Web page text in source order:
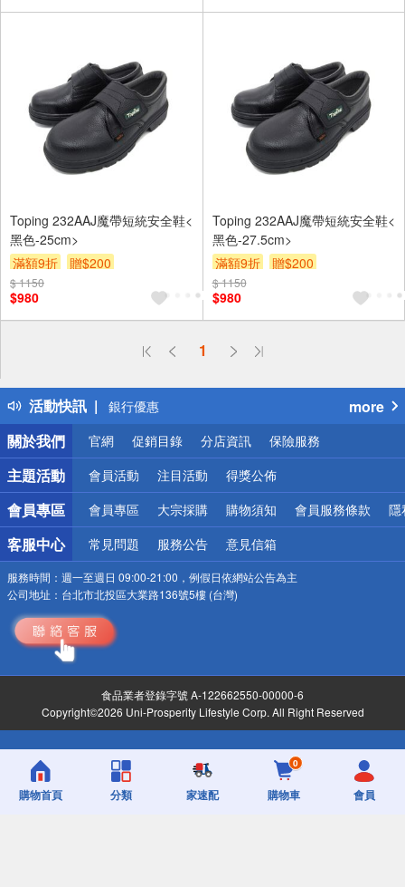
Toping 232AAJ魔帶短統安全鞋<
黑色-25cm>
滿額9折
贈$200
$ 1150
$980
Toping 232AAJ魔帶短統安全鞋<
黑色-27.5cm>
滿額9折
贈$200
$ 1150
$980
1
活動快訊
詐騙網頁！請小心！
熱門話題
銀行優惠
偏遠地區配送
詐騙網頁！請小心！
more
關於我們
官網 促銷目錄 分店資訊 保險服務
主題活動 會員活動 注目活動 得獎公佈
會員專區 會員專區 大宗採購 購物須知 會員服務條款 隱
客服中心 常見問題 服務公告 意見信箱
服務時間： 週一至週日 09:00-21:00，例假日依網站公告為主
公司地址： 台北市北投區大業路136號5樓 (台灣)
食品業者登錄字號 A-122662550-00000-6
Copyright©2026 Uni-Prosperity Lifestyle Corp. All Right Reserved
購物首頁 分類 家速配
0
購物車 會員